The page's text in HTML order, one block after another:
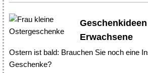
Erwachsene
Ostern ist bald: Brauchen Sie noch eine
Geschenke?